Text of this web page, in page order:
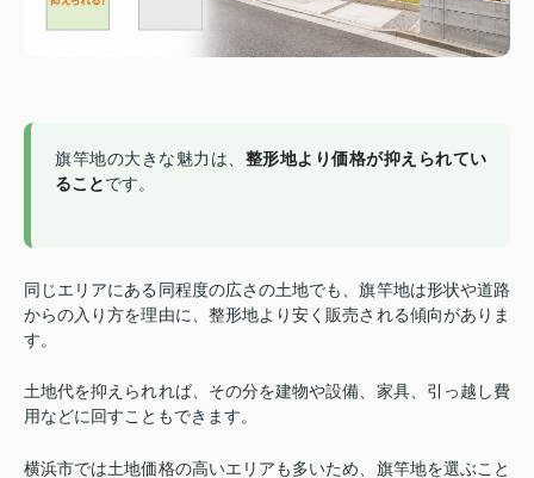
旗竿地の大きな魅力は、 整形地より価格が抑えられてい
ることです。
同じエリアにある同程度の広さの土地でも、旗竿地は形状や道路
からの入り方を理由に、整形地より安く販売される傾向がありま
す。
土地代を抑えられれば、その分を建物や設備、家具、引っ越し費
用などに回すこともできます。
横浜市では土地価格の高いエリアも多いため、旗竿地を選ぶこと